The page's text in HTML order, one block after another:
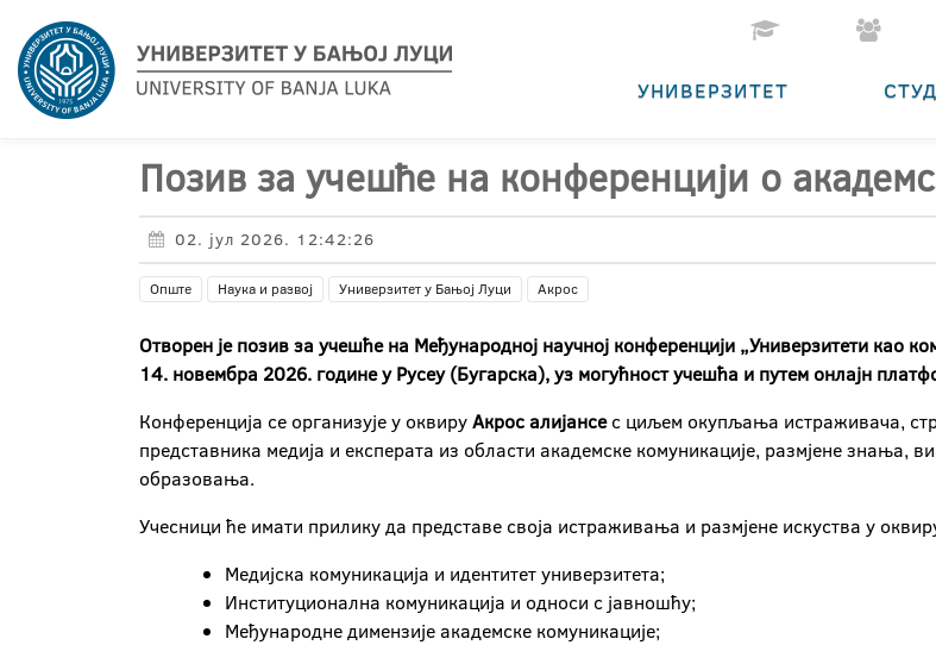
УНИВЕРЗИТЕТ
Позив за учешће на конференцији о
02. јул 2026. 12:42:26
Опште Наука и развој Универзитет у Бањој Луци Акрос
Отворен је позив за учешће на Међународној научној конференцији „Универзитети као
14. новембра 2026. године у Русеу (Бугарска), уз могућност учешћа и путем онлајн
Конференција се организује у оквируAкрос алијансес циљем окупљања истраживача,
представника медија и експерата из области академске комуникације, размјене знања,
образовања.
Учесници ће имати прилику да представе своја истраживања и размјене искуства у
Медијска комуникација и идентитет универзитета;
Институционална комуникација и односи с јавношћу;
Међународне димензије академске комуникације;